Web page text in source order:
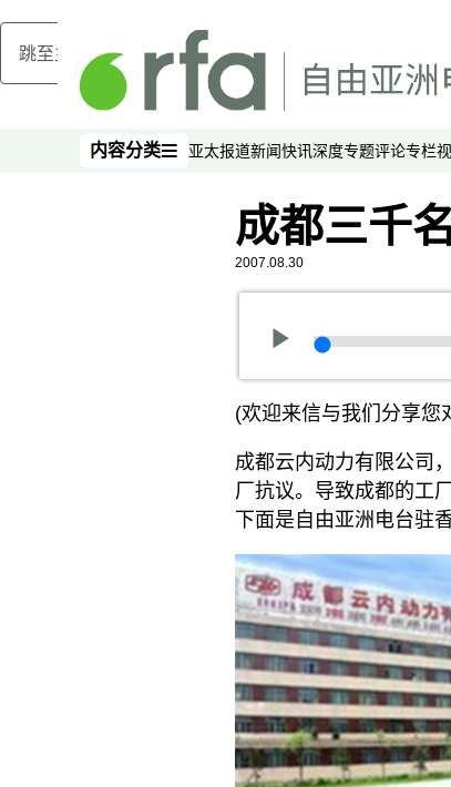
跳至主内容
内容分类
内容分类 亚太报道新闻快讯深度专题评论专栏
成都三千
2007.08.30
(欢迎来信与我们分享您
成都云内动力有限公司
厂抗议。导致成都的工
下面是自由亚洲电台驻